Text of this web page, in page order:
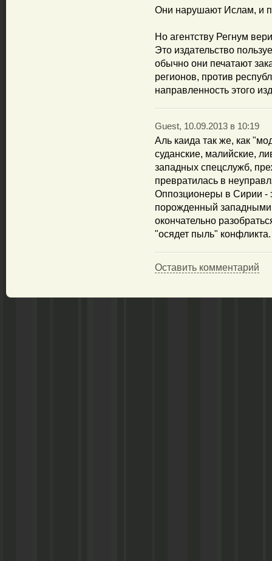
Они нарушают Ислам, и
Но агентству Регнум
Это издательство
обычно они печатают
регионов, против
направленность этого
Guest, 10.09.2013 в 10:19
Аль каида так же, как
суданские, малийские,
западных спецслужб,
превратилась в
Оппозционеры в Сирии -
порожденный западными
окончательно
"осядет пыль" конфликта.
Оставить комментарий